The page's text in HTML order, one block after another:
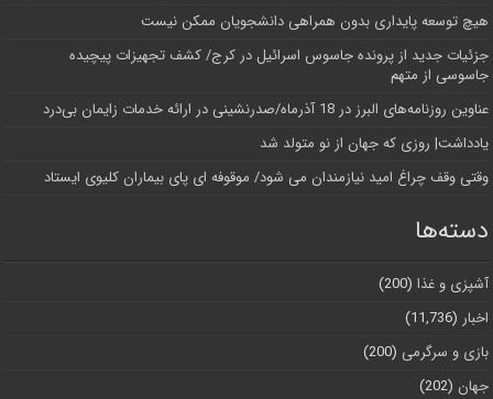
هیچ توسعه پایداری بدون همراهی دانشجویان ممکن نیست
جزئیات جدید از پرونده جاسوس اسرائیل در کرج/‌ کشف تجهیزات پیچیده
جاسوسی از متهم
عناوین روزنامه‌های البرز در ‌18 آذرماه/صدرنشینی در ارائه خدمات زایمان بی‌درد
یادداشت| روزی که جهان از نو متولد شد
وقتی وقف چراغ امید نیازمندان می شود/ موقوفه ای پای بیماران کلیوی ایستاد
دسته‌ها
آشپزی و غذا (200)
اخبار (11,736)
بازی و سرگرمی (200)
جهان (202)